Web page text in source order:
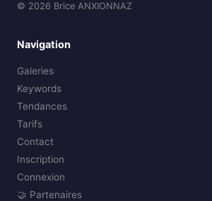
© 2026 Brice ANXIONNAZ
Navigation
Galeries
Keywords
Tendances
Tarifs
Contact
Inscription
Connexion
🤝 Partenaires